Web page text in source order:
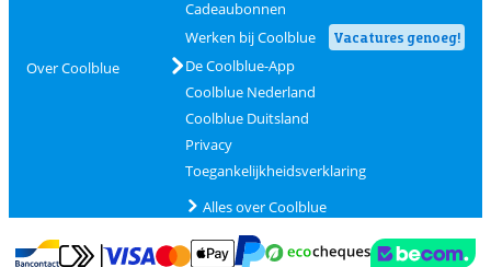
Over Coolblue
Cadeaubonnen
Werken bij Coolblue
Vacatures genoeg!
De Coolblue-App
Coolblue Nederland
Coolblue Duitsland
Privacy
Toegankelijkheidsverklaring
Alles over Coolblue